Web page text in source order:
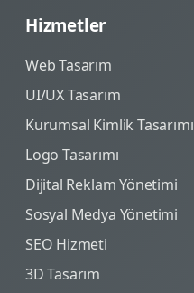
Hizmetler
Web Tasarım
UI/UX Tasarım
Kurumsal Kimlik Tasarımı
Logo Tasarımı
Dijital Reklam Yönetimi
Sosyal Medya Yönetimi
SEO Hizmeti
3D Tasarım